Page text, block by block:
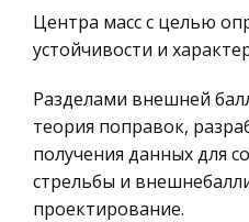
стран
Транспорт
Банковское дело и
Здоровье
Астрономия
Биржевое дело
Страноведческая
Республика Грузия
Численность
(1997). Государственный
Абхазии — еще и
млн. 353 тыс. жител
Центра масс с целью
устойчивости и
Разделами внешней
теория поправок,
получения данных для
стрельбы и
проектирование.